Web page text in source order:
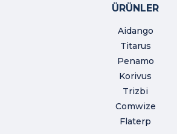
ÜRÜNLER
Aidango
Titarus
Penamo
Korivus
Trizbi
Comwize
Flaterp